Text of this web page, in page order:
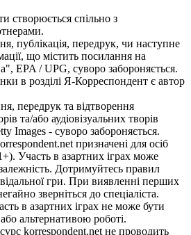
створюється спільно з
публікація, передрук, чи наступне
що містить посилання на
EPA / UPG, суворо забороняється.
в розділі Я-Корреспондент є автор
передрук та відтворення
та/або аудіовізуальних творів
Images - суворо забороняється.
призначені для осіб
Участь в азартних іграх може
Дотримуйтесь правил
гри. При виявленні перших
зверніться до спеціаліста.
в азартних іграх не може бути
альтернативою роботі.
korrespondent.net не проводить